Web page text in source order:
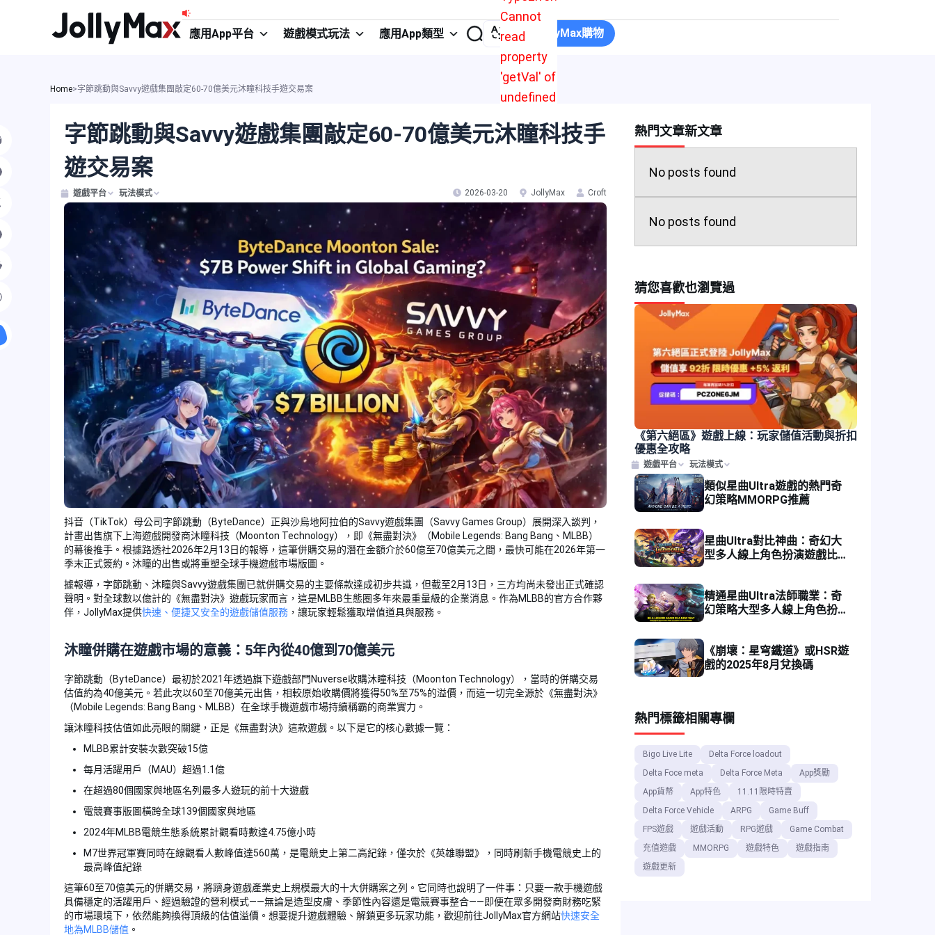
Cannot
read
property
'getVal' of
undefined
應用App平台 遊戲模式玩法 應用App類型 在JollyMax購物
Home>字節跳動與Savvy遊戲集團敲定60-70億美元沐瞳科技手遊交易案
字節跳動與Savvy遊戲集團敲定60-70億美元沐瞳科技手
遊交易案
遊戲平台 玩法模式 2026-03-20 JollyMax Croft
抖音（TikTok）母公司字節跳動（ByteDance）正與沙烏地阿拉伯的Savvy遊戲集團（Savvy Games Group）展開深入談判，
計畫出售旗下上海遊戲開發商沐瞳科技（Moonton Technology），即《無盡對決》（Mobile Legends: Bang Bang、MLBB）
的幕後推手。根據路透社2026年2月13日的報導，這筆併購交易的潛在金額介於60億至70億美元之間，最快可能在2026年第一
季末正式簽約。沐瞳的出售或將重塑全球手機遊戲市場版圖。
據報導，字節跳動、沐瞳與Savvy遊戲集團已就併購交易的主要條款達成初步共識，但截至2月13日，三方均尚未發出正式確認
聲明。對全球數以億計的《無盡對決》遊戲玩家而言，這是MLBB生態圈多年來最重量級的企業消息。作為MLBB的官方合作夥
伴，JollyMax提供快速、便捷又安全的遊戲儲值服務 ，讓玩家輕鬆獲取增值道具與服務。
沐瞳併購在遊戲市場的意義：5年內從40億到70億美元
字節跳動（ByteDance）最初於2021年透過旗下遊戲部門Nuverse收購沐瞳科技（Moonton Technology），當時的併購交易
估值約為40億美元。若此次以60至70億美元出售，相較原始收購價將獲得50%至75%的溢價，而這一切完全源於《無盡對決》
（Mobile Legends: Bang Bang、MLBB）在全球手機遊戲市場持續稱霸的商業實力。
讓沐瞳科技估值如此亮眼的關鍵，正是《無盡對決》這款遊戲。以下是它的核心數據一覽：
MLBB累計安裝次數突破15億
每月活躍用戶（MAU）超過1.1億
在超過80個國家與地區名列最多人遊玩的前十大遊戲
電競賽事版圖橫跨全球139個國家與地區
2024年MLBB電競生態系統累計觀看時數達4.75億小時
M7世界冠軍賽同時在線觀看人數峰值達560萬，是電競史上第二高紀錄，僅次於《英雄聯盟》，同時刷新手機電競史上的
最高峰值紀錄
這筆60至70億美元的併購交易，將躋身遊戲產業史上規模最大的十大併購案之列。它同時也說明了一件事：只要一款手機遊戲
具備穩定的活躍用戶、經過驗證的營利模式——無論是造型皮膚、季節性內容還是電競賽事整合——即便在眾多開發商財務吃緊
的市場環境下，依然能夠換得頂級的估值溢價。想要提升遊戲體驗、解鎖更多玩家功能，歡迎前往JollyMax官方網站快速安全
地為MLBB儲值 。
熱門文章新文章
No posts found
No posts found
猜您喜歡也瀏覽過
《第六絕區》遊戲上線：玩家儲值活動與折扣
優惠全攻略
遊戲平台 玩法模式
類似星曲Ultra遊戲的熱門奇
幻策略MMORPG推薦
星曲Ultra對比神曲：奇幻大
型多人線上角色扮演遊戲比較
精通星曲Ultra法師職業：奇
幻策略大型多人線上角色扮演
《崩壞：星穹鐵道》或HSR遊
戲的2025年8月兌換碼
熱門標籤相關專欄
Bigo Live Lite
Delta Force loadout
Delta Foce meta
Delta Force Meta
App獎勵
App貨幣
App特色
11.11限時特賣
Delta Force Vehicle
ARPG
Game Buff
FPS遊戲
遊戲活動 RPG遊戲
Game Combat
充值遊戲
MMORPG 遊戲特色
遊戲指南
遊戲更新